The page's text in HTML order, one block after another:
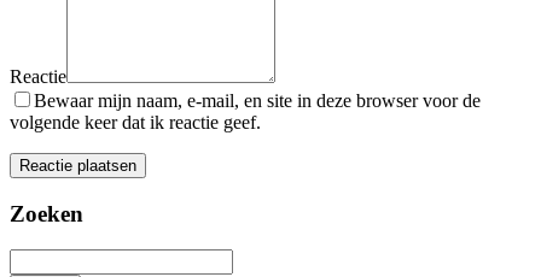
Reactie
Bewaar mijn naam, e-mail, en site in deze browser voor de
volgende keer dat ik reactie geef.
Zoeken